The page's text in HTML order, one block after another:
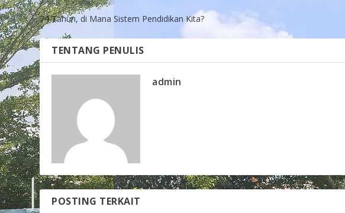
74 Tahun, di Mana Sistem Pendidikan Kita?
TENTANG PENULIS
admin
POSTING TERKAIT